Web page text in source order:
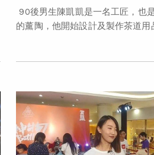
90後男生陳凱凱是一名工匠，也
的薰陶，他開始設計及製作茶道用